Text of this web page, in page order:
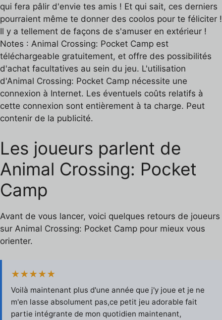
qui fera pâlir d'envie tes amis ! Et qui sait, ces derniers
pourraient même te donner des coolos pour te féliciter !
Il y a tellement de façons de s'amuser en extérieur !
Notes : Animal Crossing: Pocket Camp est
téléchargeable gratuitement, et offre des possibilités
d'achat facultatives au sein du jeu. L'utilisation
d'Animal Crossing: Pocket Camp nécessite une
connexion à Internet. Les éventuels coûts relatifs à
cette connexion sont entièrement à ta charge. Peut
contenir de la publicité.
Les joueurs parlent de
Animal Crossing: Pocket
Camp
Avant de vous lancer, voici quelques retours de joueurs
sur Animal Crossing: Pocket Camp pour mieux vous
orienter.
★★★★★
Voilà maintenant plus d'une année que j'y joue et je ne
m'en lasse absolument pas,ce petit jeu adorable fait
partie intégrante de mon quotidien maintenant,